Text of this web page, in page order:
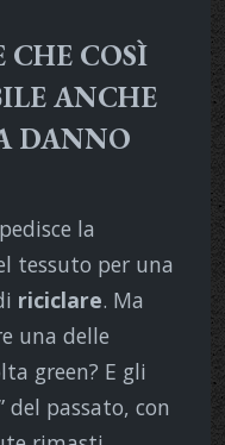
CHE COSÌ
ANCHE
DANNO
la
tessuto per una
riciclare. Ma
una delle
green? E gli
del passato, con